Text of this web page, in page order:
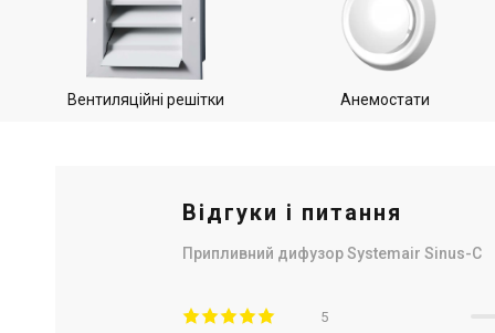
Вентиляційні решітки Анемостати
Відгуки і питання
Припливний дифузор Systemair Sinus-C
5